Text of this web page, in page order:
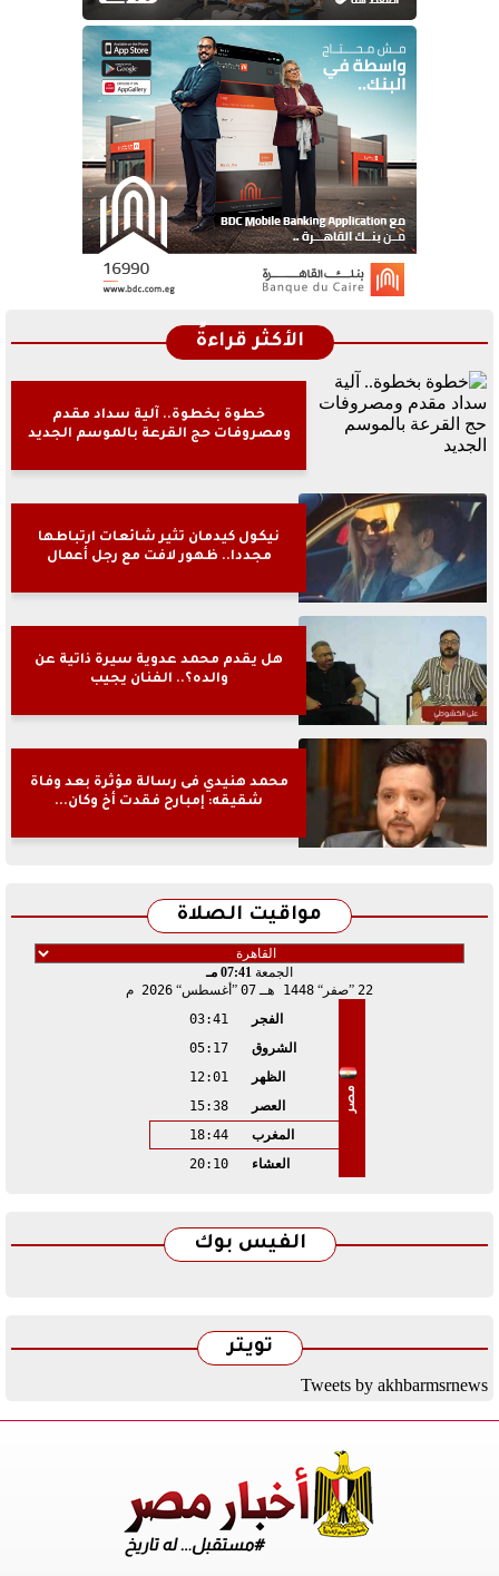
الأكثر قراءةً
خطوة بخطوة.. آلية سداد مقدم
ومصروفات حج القرعة بالموسم الجديد
نيكول كيدمان تثير شائعات ارتباطها
مجددا.. ظهور لافت مع رجل أعمال
هل يقدم محمد عدوية سيرة ذاتية عن
والده؟.. الفنان يجيب
محمد هنيدي فى رسالة مؤثرة بعد وفاة
شقيقه: إمبارح فقدت أخ وكان...
مواقيت الصلاة
الجمعة 07:41 مـ
22 صفر 1448 هـ 07 أغسطس 2026 م
مصر
الفجر
03:41
الشروق
05:17
الظهر
12:01
العصر
15:38
المغرب
18:44
العشاء
20:10
الفيس بوك
تويتر
Tweets by akhbarmsrnews